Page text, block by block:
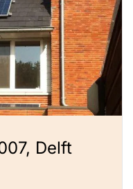
Delft